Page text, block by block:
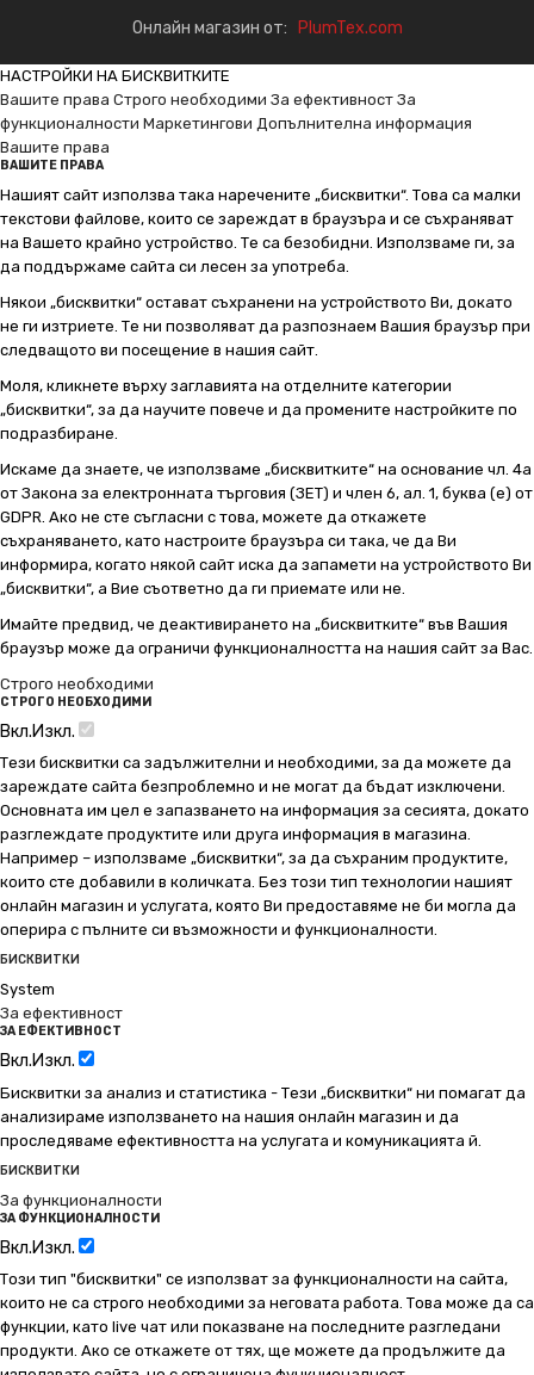
Онлайн магазин от: PlumTex.com
НАСТРОЙКИ НА БИСКВИТКИТЕ
Вашите права Строго необходими За ефективност За
функционалности Маркетингови Допълнителна информация
Вашите права
ВАШИТЕ ПРАВА
Нашият сайт използва така наречените „бисквитки“. Това са малки
текстови файлове, които се зареждат в браузъра и се съхраняват
на Вашето крайно устройство. Те са безобидни. Използваме ги, за
да поддържаме сайта си лесен за употреба.
Някои „бисквитки“ остават съхранени на устройството Ви, докато
не ги изтриете. Те ни позволяват да разпознаем Вашия браузър при
следващото ви посещение в нашия сайт.
Моля, кликнете върху заглавията на отделните категории
„бисквитки“, за да научите повече и да промените настройките по
подразбиране.
Искаме да знаете, че използваме „бисквитките“ на основание чл. 4а
от Закона за електронната търговия (ЗЕТ) и член 6, ал. 1, буква (е) от
GDPR. Ако не сте съгласни с това, можете да откажете
съхраняването, като настроите браузъра си така, че да Ви
информира, когато някой сайт иска да запамети на устройството Ви
„бисквитки“, а Вие съответно да ги приемате или не.
Имайте предвид, че деактивирането на „бисквитките“ във Вашия
браузър може да ограничи функционалността на нашия сайт за Вас.
Строго необходими
СТРОГО НЕОБХОДИМИ
Вкл.Изкл.
Тези бисквитки са задължителни и необходими, за да можете да
зареждате сайта безпроблемно и не могат да бъдат изключени.
Основната им цел е запазването на информация за сесията, докато
разглеждате продуктите или друга информация в магазина.
Например – използваме „бисквитки“, за да съхраним продуктите,
които сте добавили в количката. Без този тип технологии нашият
онлайн магазин и услугата, която Ви предоставяме не би могла да
оперира с пълните си възможности и функционалности.
БИСКВИТКИ
System
За ефективност
ЗА ЕФЕКТИВНОСТ
Вкл.Изкл.
Бисквитки за анализ и статистика - Тези „бисквитки“ ни помагат да
анализираме използването на нашия онлайн магазин и да
проследяваме ефективността на услугата и комуникацията й.
БИСКВИТКИ
За функционалности
ЗА ФУНКЦИОНАЛНОСТИ
Вкл.Изкл.
Този тип "бисквитки" се използват за функционалности на сайта,
които не са строго необходими за неговата работа. Това може да са
функции, като live чат или показване на последните разгледани
продукти. Ако се откажете от тях, ще можете да продължите да